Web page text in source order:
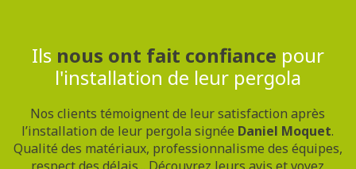
Ils nous ont fait confiance pour
l'installation de leur pergola
Nos clients témoignent de leur satisfaction après
l’installation de leur pergola signée Daniel Moquet.
Qualité des matériaux, professionnalisme des équipes,